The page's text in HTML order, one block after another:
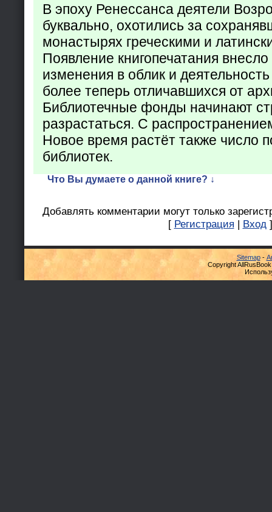
В эпоху Ренессанса деятели
буквально, охотились за
монастырях греческими и
Появление книгопечатания
изменения в облик и
более теперь отличавшихся от
Библиотечные фонды начинают
разрастаться. С
Новое время растёт также число
библиотек.
Что Вы думаете о данной книге? ↓
Добавлять комментарии могут только
[ Регистрация | Вход ]
Sitemap-
Copyright